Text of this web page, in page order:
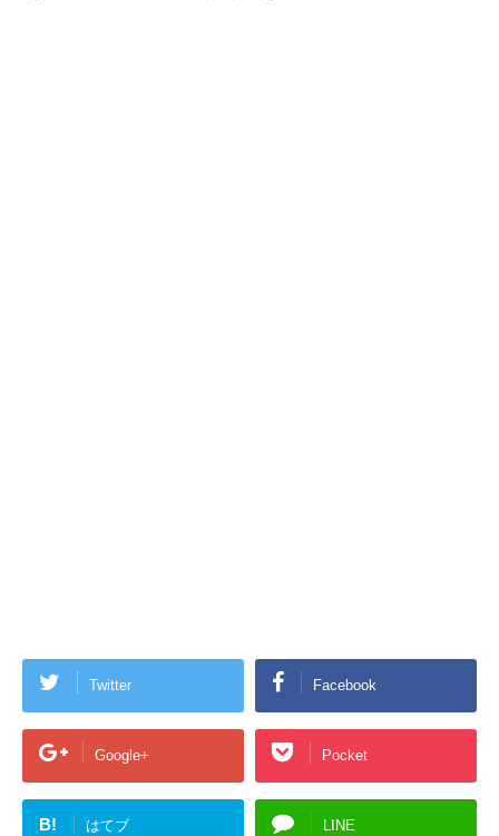
Twitter Facebook
Google+ Pocket
B! はてブ LINE